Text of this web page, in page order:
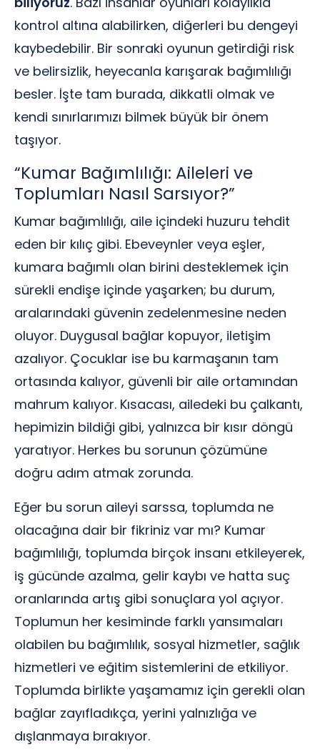
kontrol altına alabilirken, diğerleri bu dengeyi
kaybedebilir. Bir sonraki oyunun getirdiği risk
ve belirsizlik, heyecanla karışarak bağımlılığı
besler. İşte tam burada, dikkatli olmak ve
kendi sınırlarımızı bilmek büyük bir önem
taşıyor.
“Kumar Bağımlılığı: Aileleri ve
Toplumları Nasıl Sarsıyor?”
Kumar bağımlılığı, aile içindeki huzuru tehdit
eden bir kılıç gibi. Ebeveynler veya eşler,
kumara bağımlı olan birini desteklemek için
sürekli endişe içinde yaşarken; bu durum,
aralarındaki güvenin zedelenmesine neden
oluyor. Duygusal bağlar kopuyor, iletişim
azalıyor. Çocuklar ise bu karmaşanın tam
ortasında kalıyor, güvenli bir aile ortamından
mahrum kalıyor. Kısacası, ailedeki bu çalkantı,
hepimizin bildiği gibi, yalnızca bir kısır döngü
yaratıyor. Herkes bu sorunun çözümüne
doğru adım atmak zorunda.
Eğer bu sorun aileyi sarssa, toplumda ne
olacağına dair bir fikriniz var mı? Kumar
bağımlılığı, toplumda birçok insanı etkileyerek,
iş gücünde azalma, gelir kaybı ve hatta suç
oranlarında artış gibi sonuçlara yol açıyor.
Toplumun her kesiminde farklı yansımaları
olabilen bu bağımlılık, sosyal hizmetler, sağlık
hizmetleri ve eğitim sistemlerini de etkiliyor.
Toplumda birlikte yaşamamız için gerekli olan
bağlar zayıfladıkça, yerini yalnızlığa ve
dışlanmaya bırakıyor.